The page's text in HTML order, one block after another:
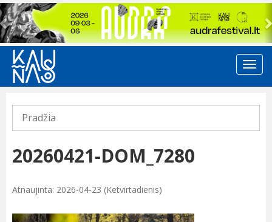
Previous
Pradžia
20260421-DOM_7280
Atnaujinta: 2026-04-23 (Ketvirtadienis)